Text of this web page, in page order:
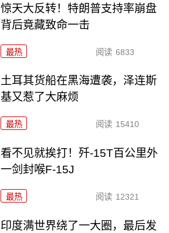
惊天大反转！特朗普支持率崩盘
背后竟藏致命一击
最热 阅读 6833
土耳其货船在黑海遭袭，泽连斯
基又惹了大麻烦
最热 阅读 15410
看不见就挨打！歼-15T百公里外
一剑封喉F-15J
最热 阅读 12321
印度满世界绕了一大圈，最后发